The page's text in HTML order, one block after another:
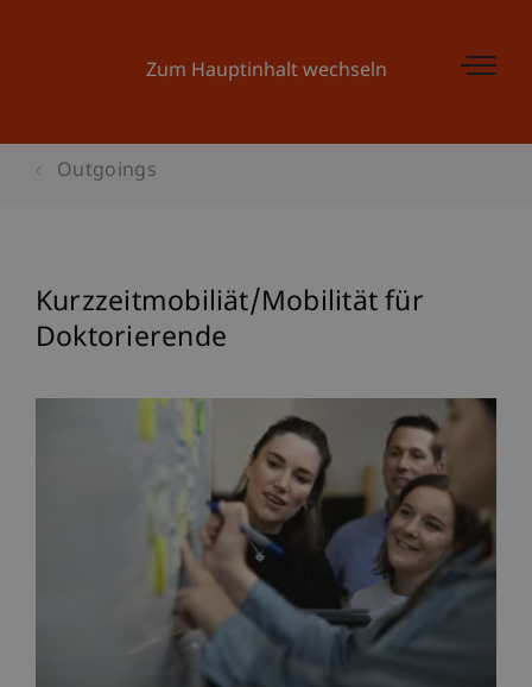
Zum Hauptinhalt wechseln
Outgoings
Kurzzeitmobiliät/Mobilität für
Doktorierende